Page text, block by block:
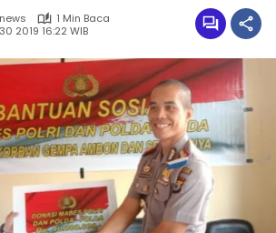
1 Min Baca
2019 16:22 WIB